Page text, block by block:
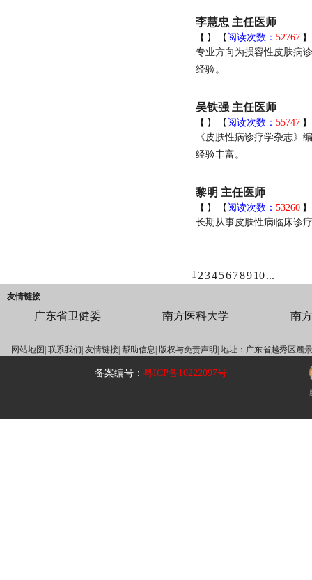
李慧忠 主任医师
【 】 【 阅读次数： 52767
专业方向为损容性皮肤病
经验。
吴铁强 主任医师
【 】 【 阅读次数： 55747
《皮肤性病诊疗学杂志》
经验丰富。
黎明 主任医师
【 】 【 阅读次数： 53260
长期从事皮肤性病临床诊
1 2 345678910...
友情链接
广东省卫健委 南方医科大学 南
网站地图| 联系我们| 友情链接| 帮助信息| 版权与免责声明| 地址：广东省越秀区麓
备案编号：粤ICP备10222097号